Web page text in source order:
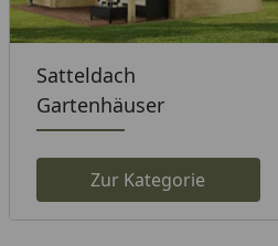
Satteldach
Gartenhäuser
Zur Kategorie